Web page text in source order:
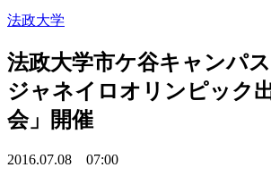
法政大学
法政大学市ケ谷キャンパ
ジャネイロオリンピック
会」開催
2016.07.08 07:00